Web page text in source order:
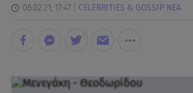
06.02.21, 17:47 CELEBRITIES & GOSSIP ΝΕΑ